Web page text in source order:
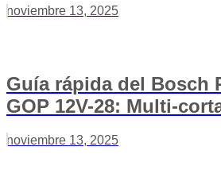
noviembre 13, 2025
Guía rápida del Bosch
GOP 12V-28: Multi-
noviembre 13, 2025